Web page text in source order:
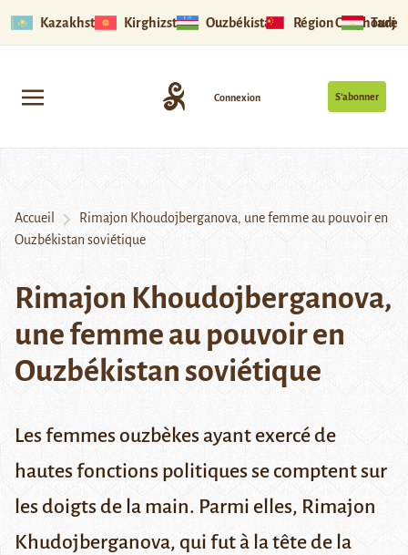
Kazakhstan Kirghizstan Ouzbékistan Région Ouïghoure
S’abonner
Connexion
Accueil
Rimajon Khoudojberganova, une femme au pouvoir en
Ouzbékistan soviétique
Rimajon Khoudojberganova,
une femme au pouvoir en
Ouzbékistan soviétique
Les femmes ouzbèkes ayant exercé de
hautes fonctions politiques se comptent sur
les doigts de la main. Parmi elles, Rimajon
Khudojberganova, qui fut à la tête de la